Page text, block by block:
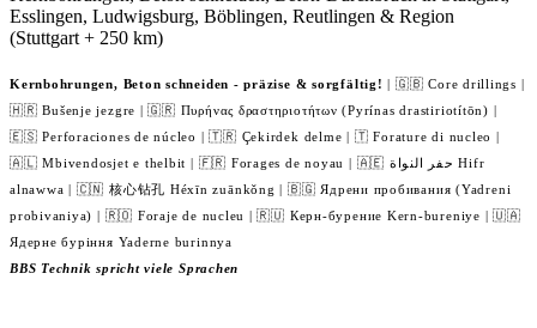
Esslingen, Ludwigsburg, Böblingen, Reutlingen & Region
(Stuttgart + 250 km)
Kernbohrungen, Beton schneiden - präzise & sorgfältig! | 🇬🇧 Core drillings |
🇭🇷 Bušenje jezgre | 🇬🇷 Πυρήνας δραστηριοτήτων (Pyrínas drastiriotítōn) |
🇪🇸 Perforaciones de núcleo | 🇹🇷 Çekirdek delme | 🇹 Forature di nucleo |
🇦🇱 Mbivendosjet e thelbit | 🇫🇷 Forages de noyau | 🇦🇪 حفر النواة Hifr
alnawwa | 🇨🇳 核心钻孔 Héxīn zuānkǒng | 🇧🇬 Ядрени пробивания (Yadreni
probivaniya) | 🇷🇴 Foraje de nucleu | 🇷🇺 Керн-бурение Kern-bureniye | 🇺🇦
Ядерне буріння Yaderne burinnya
BBS Technik spricht viele Sprachen